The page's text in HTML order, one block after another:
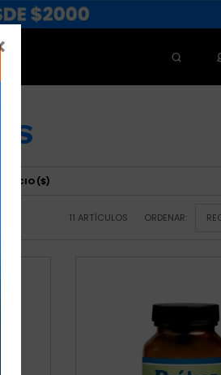
PRECIO($)
11 ARTÍCULOS ORDENAR: